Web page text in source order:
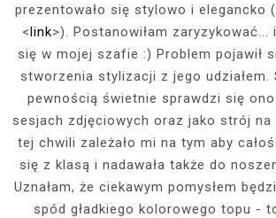
prezentowało się stylowo i elegancko
<link>). Postanowiłam zaryzykować...
się w mojej szafie :) Problem pojawił
stworzenia stylizacji z jego udziałem.
pewnością świetnie sprawdzi się
sesjach zdjęciowych oraz jako strój na
tej chwili zależało mi na tym aby
się z klasą i nadawała także do
Uznałam, że ciekawym pomysłem
spód gładkiego kolorowego topu -